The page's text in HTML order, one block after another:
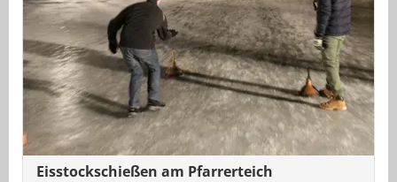
Eisstockschießen am Pfarrerteich